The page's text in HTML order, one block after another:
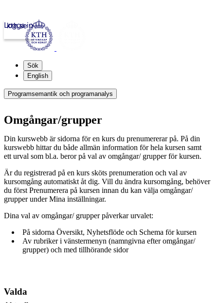
kth.se
Logga in
Sök
English
Programsemantik och programanalys
Omgångar/grupper
Din kurswebb är sidorna för en kurs du prenumererar på. På din
kurswebb hittar du både allmän information för hela kursen samt
ett urval som bl.a. beror på val av omgångar/ grupper för kursen.
Är du registrerad på en kurs sköts prenumeration och val av
kursomgång automatiskt åt dig. Vill du ändra kursomgång, behöver
du först Prenumerera på kursen innan du kan välja omgångar/
grupper under Mina inställningar.
Dina val av omgångar/ grupper påverkar urvalet:
På sidorna Översikt, Nyhetsflöde och Schema för kursen
Av rubriker i vänstermenyn (namngivna efter omgångar/
grupper) och med tillhörande sidor
Valda